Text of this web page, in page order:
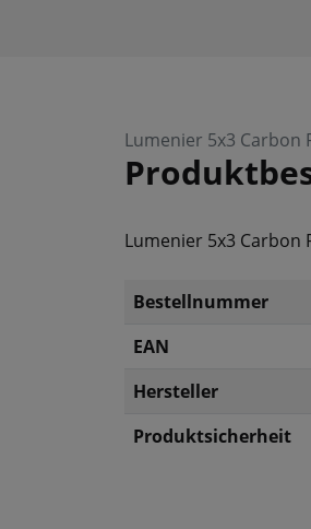
Lumenier 5x3 Carbon
Lumenier 5x3 Carbon
Bestellnummer
EAN
Hersteller
Produktsicherheit